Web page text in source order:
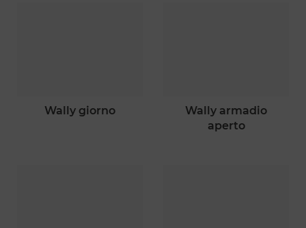
wally giorno
wally armadio
aperto